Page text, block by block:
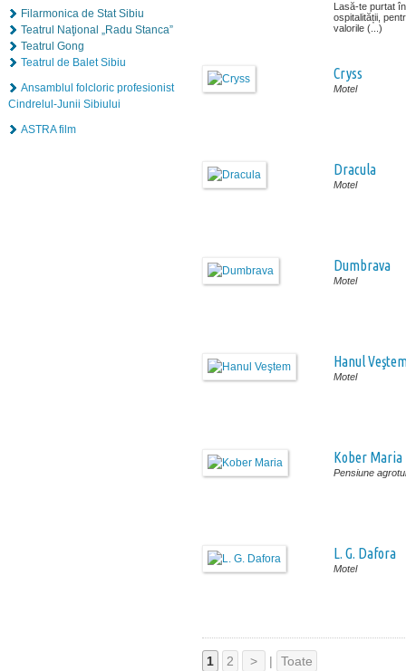
Filarmonica de Stat Sibiu
Teatrul Naţional „Radu Stanca”
Teatrul Gong
Teatrul de Balet Sibiu
Ansamblul folcloric profesionist
Cindrelul-Junii Sibiului
ASTRA film
Lasă-te purtat
ospitalității,
valorile (...)
Cryss
Motel
Dracula
Motel
Dumbrava
Motel
Hanul
Motel
Kober Maria
Pensiune
L. G. Dafora
Motel
1 2 > | Toate